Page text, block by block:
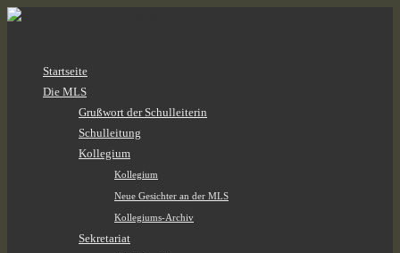
Startseite
Die MLS
Grußwort der Schulleiterin
Schulleitung
Kollegium
Kollegium
Neue Gesichter an der MLS
Kollegiums-Archiv
Sekretariat